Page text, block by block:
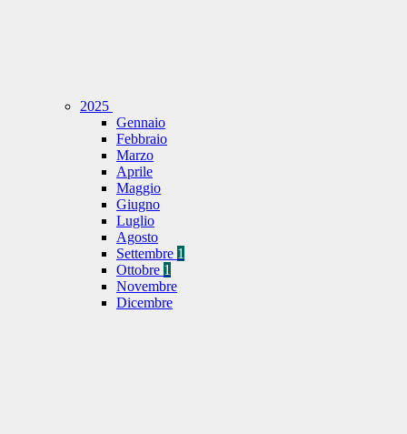
2025
Gennaio
Febbraio
Marzo
Aprile
Maggio
Giugno
Luglio
Agosto
Settembre 1
Ottobre 1
Novembre
Dicembre